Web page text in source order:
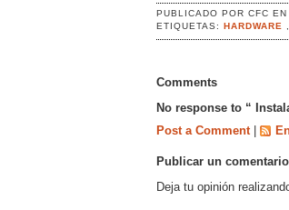
PUBLICADO PORCFC
ETIQUETAS:HARDWARE
Comments
No response to “
Post a Comment
Publicar un comentario
Deja tu opinión